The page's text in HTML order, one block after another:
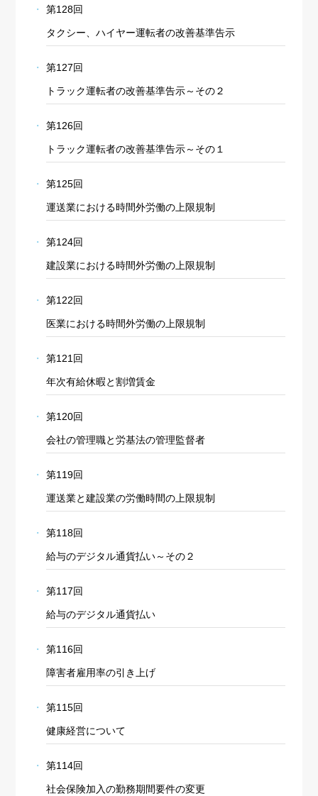
第128回
タクシー、ハイヤー運転者の改善基準告示
第127回
トラック運転者の改善基準告示～その２
第126回
トラック運転者の改善基準告示～その１
第125回
運送業における時間外労働の上限規制
第124回
建設業における時間外労働の上限規制
第122回
医業における時間外労働の上限規制
第121回
年次有給休暇と割増賃金
第120回
会社の管理職と労基法の管理監督者
第119回
運送業と建設業の労働時間の上限規制
第118回
給与のデジタル通貨払い～その２
第117回
給与のデジタル通貨払い
第116回
障害者雇用率の引き上げ
第115回
健康経営について
第114回
社会保険加入の勤務期間要件の変更